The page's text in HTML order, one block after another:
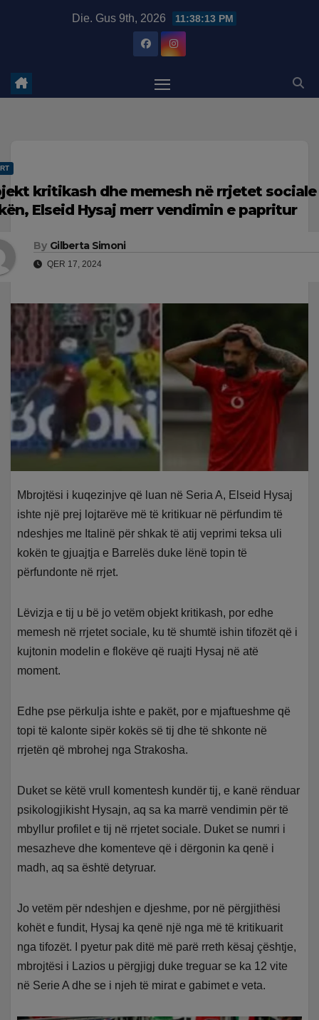
Die. Gus 9th, 2026 11:38:14 PM
kritikash dhe memesh në rrjetet
Elseid Hysaj merr vendimin e papritur
By Gilberta Simoni
QER 17, 2024
Mbrojtësi i kuqezinjve që luan në Seria A, Elseid Hysaj
ishte një prej lojtarëve më të kritikuar në përfundim të
ndeshjes me Italinë për shkak të atij veprimi teksa uli
kokën te gjuajtja e Barrelës duke lënë topin të
përfundonte në rrjet.
Lëvizja e tij u bë jo vetëm objekt kritikash, por edhe
memesh në rrjetet sociale, ku të shumtë ishin tifozët që i
kujtonin modelin e flokëve që ruajti Hysaj në atë
moment.
Edhe pse përkulja ishte e pakët, por e mjaftueshme që
topi të kalonte sipër kokës së tij dhe të shkonte në
rrjetën që mbrohej nga Strakosha.
Duket se këtë vrull komentesh kundër tij, e kanë rënduar
psikologjikisht Hysajn, aq sa ka marrë vendimin për të
mbyllur profilet e tij në rrjetet sociale. Duket se numri i
mesazheve dhe komenteve që i dërgonin ka qenë i
madh, aq sa është detyruar.
Jo vetëm për ndeshjen e djeshme, por në përgjithësi
kohët e fundit, Hysaj ka qenë një nga më të kritikuarit
nga tifozët. I pyetur pak ditë më parë rreth kësaj çështje,
mbrojtësi i Lazios u përgjigj duke treguar se ka 12 vite
në Serie A dhe se i njeh të mirat e gabimet e veta.